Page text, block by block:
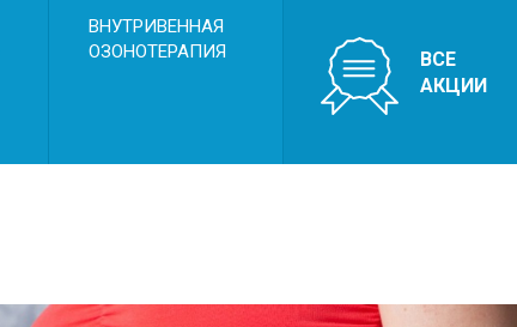
ВНУТРИВЕННАЯ
ОЗОНОТЕРАПИЯ
ВСЕ
АКЦИИ